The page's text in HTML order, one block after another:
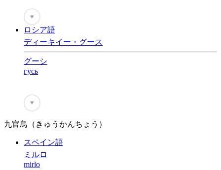
♥
ロシア語
ディーキイー・グース
グーシ
гусь
♥
九官鳥（きゅうかんちょう）
スペイン語
ミルロ
mirlo